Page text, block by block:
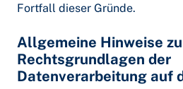
Fortfall dieser Gründe.
Allgemeine Hinweise
Rechtsgrundlagen der
Datenverarbeitung auf